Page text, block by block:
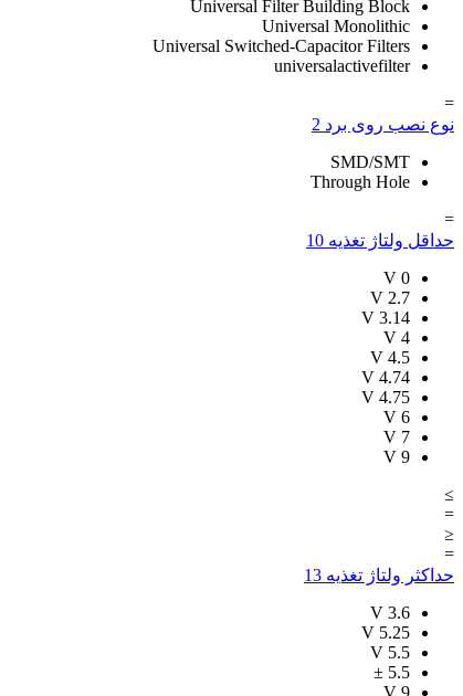
Universal Filter Building Block
Universal Monolithic
Universal Switched-Capacitor Filters
universalactivefilter
=
نوع نصب روی برد 2
SMD/SMT
Through Hole
=
حداقل ولتاژ تغذیه 10
0
V
2.7
V
3.14
V
4
V
4.5
V
4.74
V
4.75
V
6
V
7
V
9
V
≥
=
≤
=
حداکثر ولتاژ تغذیه 13
3.6
V
5.25
V
5.5
V
5.5
±
9
V